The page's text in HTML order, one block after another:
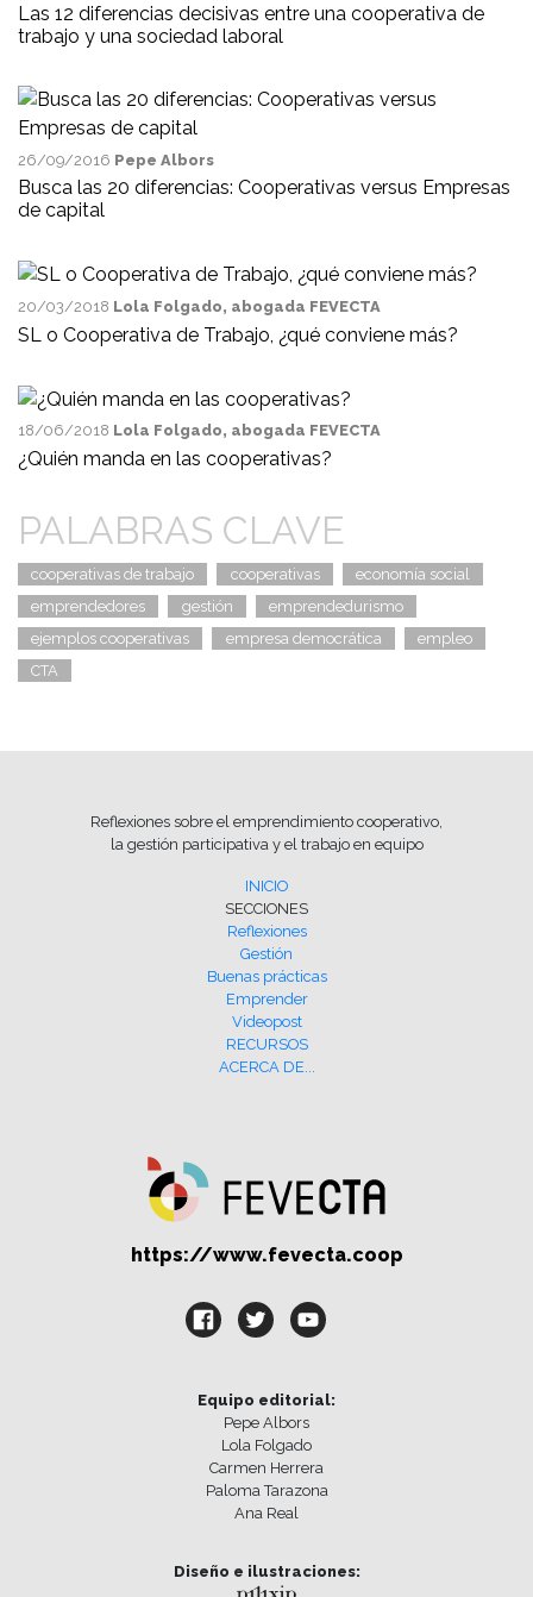
Las 12 diferencias decisivas entre una cooperativa de
trabajo y una sociedad laboral
26/09/2016 Pepe Albors
Busca las 20 diferencias: Cooperativas versus Empresas
de capital
20/03/2018 Lola Folgado, abogada FEVECTA
SL o Cooperativa de Trabajo, ¿qué conviene más?
18/06/2018 Lola Folgado, abogada FEVECTA
¿Quién manda en las cooperativas?
PALABRAS CLAVE
cooperativas de trabajo cooperativas
economía social
emprendedores
gestión
emprendedurismo
ejemplos cooperativas
empresa democrática
empleo
CTA
Reflexiones sobre el emprendimiento cooperativo,
la gestión participativa y el trabajo en equipo
INICIO
SECCIONES
Reflexiones
Gestión
Buenas prácticas
Emprender
Videopost
RECURSOS
ACERCA DE...
https://www.fevecta.coop
Equipo editorial:
Pepe Albors
Lola Folgado
Carmen Herrera
Paloma Tarazona
Ana Real
Diseño e ilustraciones: